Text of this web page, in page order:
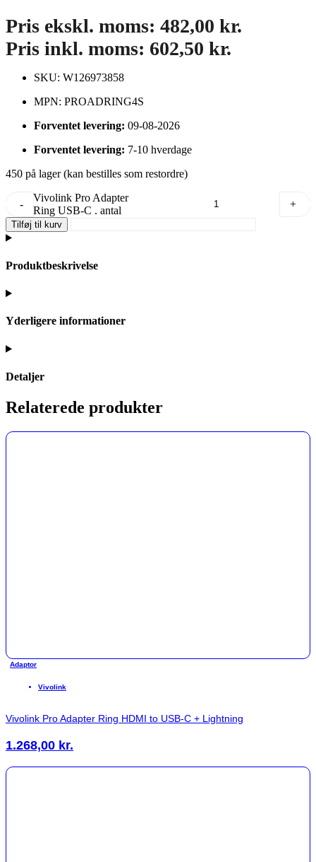
Pris ekskl. moms: 482,00 kr.
Pris inkl. moms: 602,50 kr.
SKU: W126973858
MPN: PROADRING4S
Forventet levering: 09-08-2026
Forventet levering: 7-10 hverdage
450 på lager (kan bestilles som restordre)
-
Vivolink Pro Adapter
Ring USB-C . antal
+
Tilføj til kurv
Produktbeskrivelse
Yderligere informationer
Detaljer
Relaterede produkter
Adaptor
Vivolink
Vivolink Pro Adapter Ring HDMI to USB-C + Lightning
1.268,00 kr.